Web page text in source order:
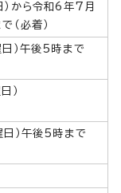
から令和6年7月
（必着）
）午後5時まで
）
）午後5時まで